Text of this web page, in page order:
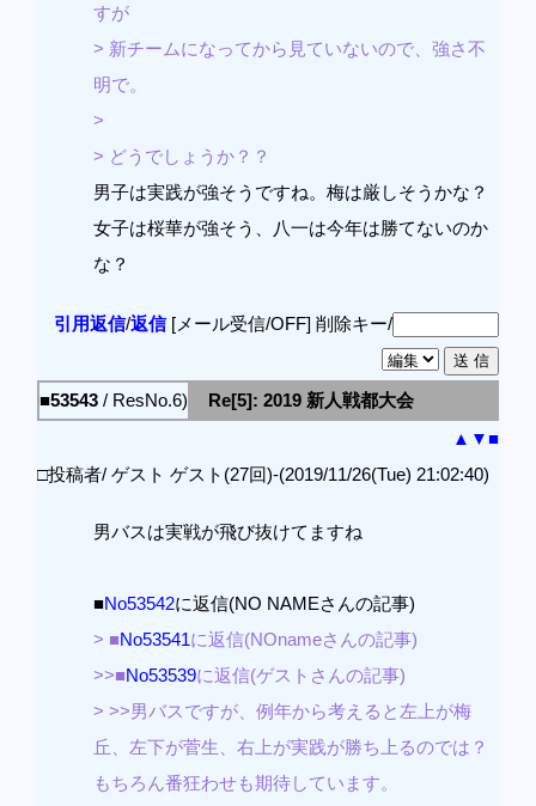
すが
> 新チームになってから見ていないので、強さ不
明で。
>
> どうでしょうか？？
男子は実践が強そうですね。梅は厳しそうかな？
女子は桜華が強そう、八一は今年は勝てないのか
な？
引用返信/返信[メール受信/OFF] 削除キー/
■53543 / ResNo.6)
Re[5]: 2019 新人戦都大会
▲ ▼■
□投稿者/ ゲスト ゲスト(27回)-(2019/11/26(Tue) 21:02:40)
男バスは実戦が飛び抜けてますね
■No53542に返信(NO NAMEさんの記事)
> ■No53541に返信(NOnameさんの記事)
>>■No53539に返信(ゲストさんの記事)
> >>男バスですが、例年から考えると左上が梅
丘、左下が菅生、右上が実践が勝ち上るのでは？
もちろん番狂わせも期待しています。